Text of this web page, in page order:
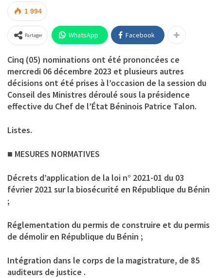
1 994
Partager WhatsApp Facebook
Cinq (05) nominations ont été prononcées ce
mercredi 06 décembre 2023 et plusieurs autres
décisions ont été prises à l’occasion de la session du
Conseil des Ministres déroulé sous la présidence
effective du Chef de l’État Béninois Patrice Talon.
Listes.
■ MESURES NORMATIVES
Décrets d’application de la loi n° 2021-01 du 03
février 2021 sur la biosécurité en République du Bénin
;
Réglementation du permis de construire et du permis
de démolir en République du Bénin ;
Intégration dans le corps de la magistrature, de 85
auditeurs de justice .